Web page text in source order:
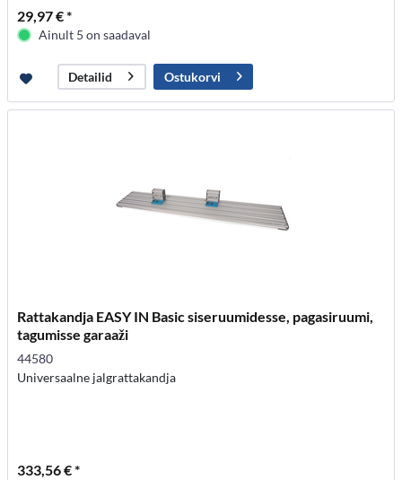
29,97 € *
Ainult 5 on saadaval
Detailid Ostukorvi
Rattakandja EASY IN Basic siseruumidesse, pagasiruumi,
tagumisse garaaži
44580
Universaalne jalgrattakandja
333,56 € *